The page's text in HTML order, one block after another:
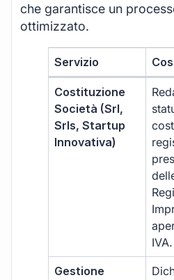
che garantisce un
ottimizzato.
Servizio
Costituzione
Società (Srl,
Srls, Startup
Innovativa)
IVA.
Gestione